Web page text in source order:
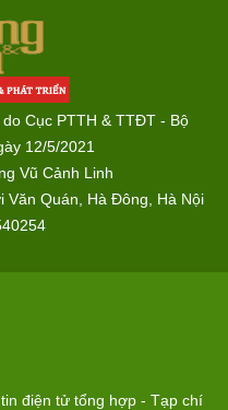
Cục PTTH & TTĐT - Bộ
12/5/2021
Vũ Cảnh Linh
Văn Quán, Hà Đông, Hà Nội
điện tử tổng hợp - Tạp chí